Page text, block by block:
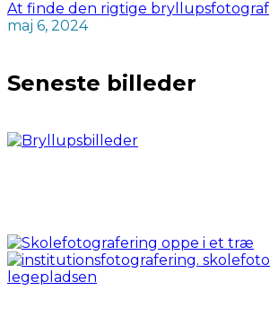
At finde den rigtige bryllupsfotograf
maj 6, 2024
Seneste billeder